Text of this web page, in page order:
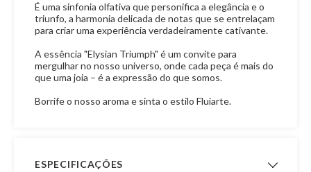
É uma sinfonia olfativa que personifica a elegância e o
triunfo, a harmonia delicada de notas que se entrelaçam
para criar uma experiência verdadeiramente cativante.
A essência "Elysian Triumph" é um convite para
mergulhar no nosso universo, onde cada peça é mais do
que uma joia – é a expressão do que somos.
Borrife o nosso aroma e sinta o estilo Fluiarte.
ESPECIFICAÇÕES